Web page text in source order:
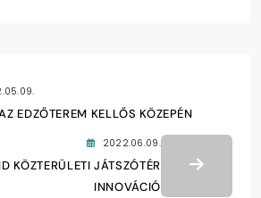
EDZŐTEREM KELLŐS KÖZEPÉN
2022.06.09.
KÖZTERÜLETI JÁTSZÓTÉR
INNOVÁCIÓ